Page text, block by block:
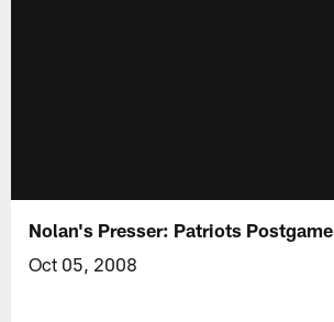
Nolan's Presser: Patriots Postgame
Oct 05, 2008